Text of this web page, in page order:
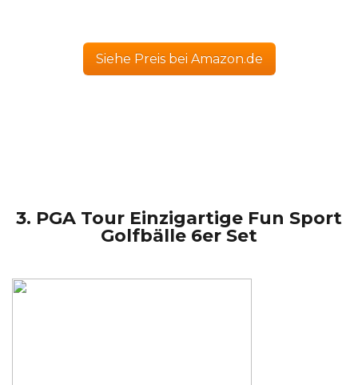
Siehe Preis bei Amazon.de
3. PGA Tour Einzigartige Fun Sport
Golfbälle 6er Set